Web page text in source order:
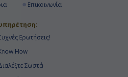
Επικοινωνία
Ερωτήσεις!
How
Σωστά